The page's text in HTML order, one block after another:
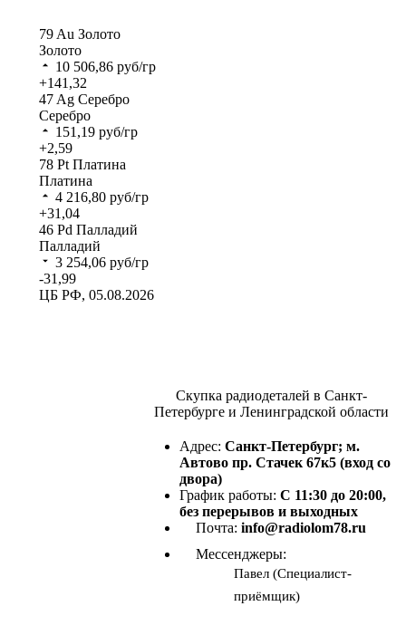
79Au Золото
Золото
10 506,86 руб/гр
+141,32
47Ag Серебро
Серебро
151,19 руб/гр
+2,59
78 Pt Платина
Платина
4 216,80 руб/гр
+31,04
46 Pd Палладий
Палладий
3 254,06 руб/гр
-31,99
ЦБ РФ, 05.08.2026
Скупка радиодеталей в Санкт-
Петербурге и Ленинградской области
Адрес: Санкт-Петербург; м.
Автово пр. Стачек 67к5 (вход со
двора)
График работы: С 11:30 до 20:00,
без перерывов и выходных
Почта: info@radiolom78.ru
Мессенджеры:
Павел (Специалист-
приёмщик)